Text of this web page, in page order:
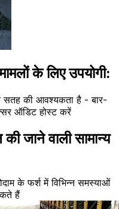
के लिए उपयोगी:
सतह की आवश्यकता है - बार-
ऑडिट होस्ट करें
जाने वाली सामान्य
के फर्श में विभिन्न समस्याओं
हैं